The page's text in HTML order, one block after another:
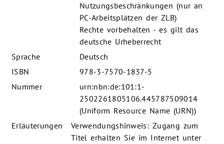
Nutzungsbeschränkungen (nur an
PC-Arbeitsplätzen der ZLB)
Rechte vorbehalten - es gilt das
deutsche Urheberrecht
Sprache
Deutsch
ISBN
978-3-7570-1837-5
Nummer
urn:nbn:de:101:1-
2502261805106.445787509014
(Uniform Resource Name (URN))
Erläuterungen
Verwendungshinweis: Zugang zum
Titel erhalten Sie im Internet unter